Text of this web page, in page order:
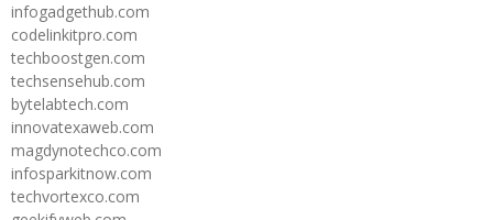
infogadgethub.com
codelinkitpro.com
techboostgen.com
techsensehub.com
bytelabtech.com
innovatexaweb.com
magdynotechco.com
infosparkitnow.com
techvortexco.com